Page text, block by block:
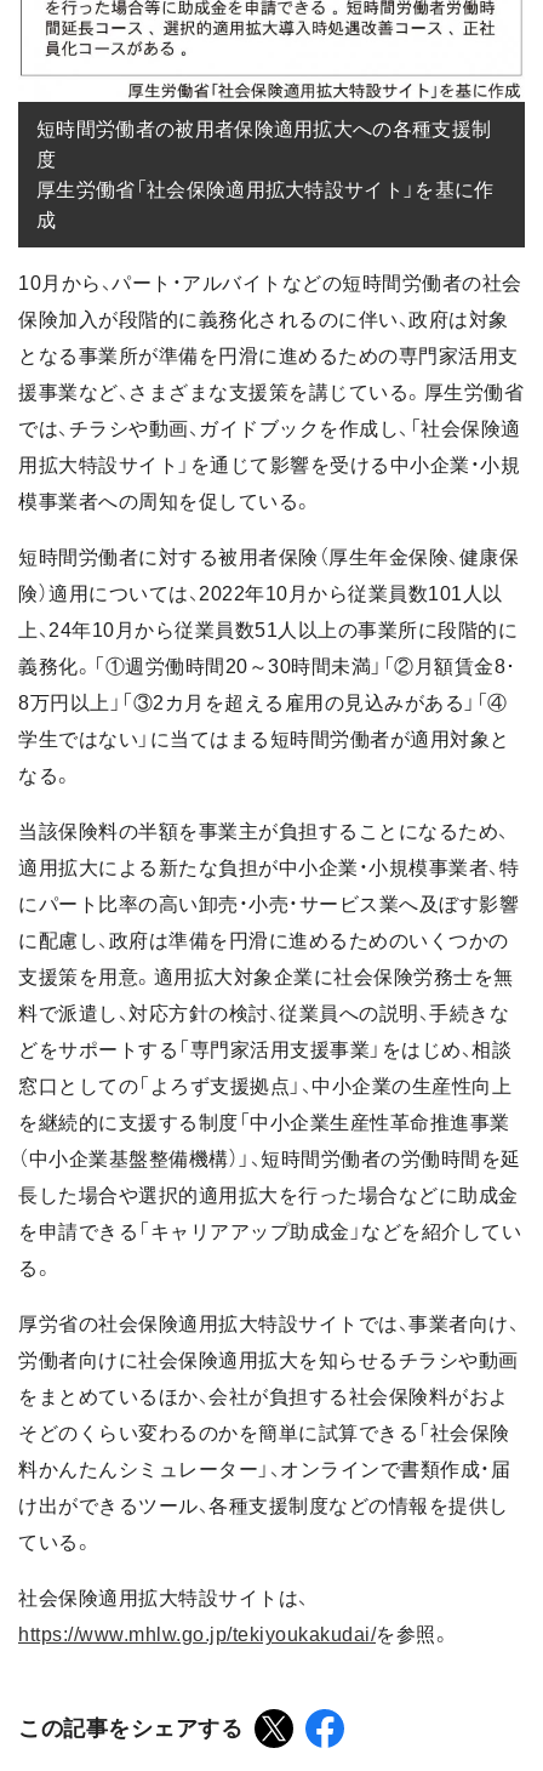
短時間労働者の被用者保険適用拡大への各種支援制
度
厚生労働省「社会保険適用拡大特設サイト」を基に作
成
10月から、パート・アルバイトなどの短時間労働者の社会
保険加入が段階的に義務化されるのに伴い、政府は対象
となる事業所が準備を円滑に進めるための専門家活用支
援事業など、さまざまな支援策を講じている。厚生労働省
では、チラシや動画、ガイドブックを作成し、「社会保険適
用拡大特設サイト」を通じて影響を受ける中小企業・小規
模事業者への周知を促している。
短時間労働者に対する被用者保険（厚生年金保険、健康保
険）適用については、2022年10月から従業員数101人以
上、24年10月から従業員数51人以上の事業所に段階的に
義務化。「①週労働時間20～30時間未満」「②月額賃金8･
8万円以上」「③2カ月を超える雇用の見込みがある」「④
学生ではない」に当てはまる短時間労働者が適用対象と
なる。
当該保険料の半額を事業主が負担することになるため、
適用拡大による新たな負担が中小企業・小規模事業者、特
にパート比率の高い卸売・小売・サービス業へ及ぼす影響
に配慮し、政府は準備を円滑に進めるためのいくつかの
支援策を用意。適用拡大対象企業に社会保険労務士を無
料で派遣し、対応方針の検討、従業員への説明、手続きな
どをサポートする「専門家活用支援事業」をはじめ、相談
窓口としての「よろず支援拠点」、中小企業の生産性向上
を継続的に支援する制度「中小企業生産性革命推進事業
（中小企業基盤整備機構）」、短時間労働者の労働時間を延
長した場合や選択的適用拡大を行った場合などに助成金
を申請できる「キャリアアップ助成金」などを紹介してい
る。
厚労省の社会保険適用拡大特設サイトでは、事業者向け、
労働者向けに社会保険適用拡大を知らせるチラシや動画
をまとめているほか、会社が負担する社会保険料がおよ
そどのくらい変わるのかを簡単に試算できる「社会保険
料かんたんシミュレーター」、オンラインで書類作成・届
け出ができるツール、各種支援制度などの情報を提供し
ている。
社会保険適用拡大特設サイトは、
https://www.mhlw.go.jp/tekiyoukakudai/を参照。
この記事をシェアする